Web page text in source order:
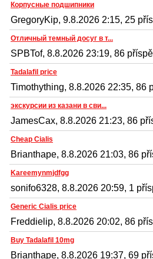
Корпусные подшипники
GregoryKip, 9.8.2026 2:15, 25
Отличный темный досуг в т...
SPBTof, 8.8.2026 23:19, 86
Tadalafil price
Timothything, 8.8.2026 22:35, 86
экскурсии из казани в сви...
JamesCax, 8.8.2026 21:23, 86
Cheap Cialis
Brianthape, 8.8.2026 21:03, 86
Kareemynmjdfgg
sonifo6328, 8.8.2026 20:59, 1
Generic Cialis price
Freddielip, 8.8.2026 20:02, 86
Buy Tadalafil 10mg
Brianthape, 8.8.2026 19:37, 69